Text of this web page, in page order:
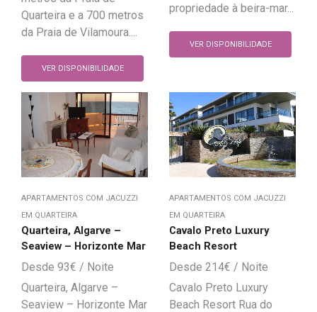
Quarteira e a 700 metros
da Praia de Vilamoura....
VER DISPONIBILIDADE
propriedade à beira-mar...
VER DISPONIBILIDADE
APARTAMENTOS COM JACUZZI
EM QUARTEIRA
Quarteira, Algarve –
Seaview – Horizonte Mar
93€
Quarteira, Algarve –
Seaview – Horizonte Mar
APARTAMENTOS COM JACUZZI
EM QUARTEIRA
Cavalo Preto Luxury
Beach Resort
214€
Cavalo Preto Luxury
Beach Resort Rua do